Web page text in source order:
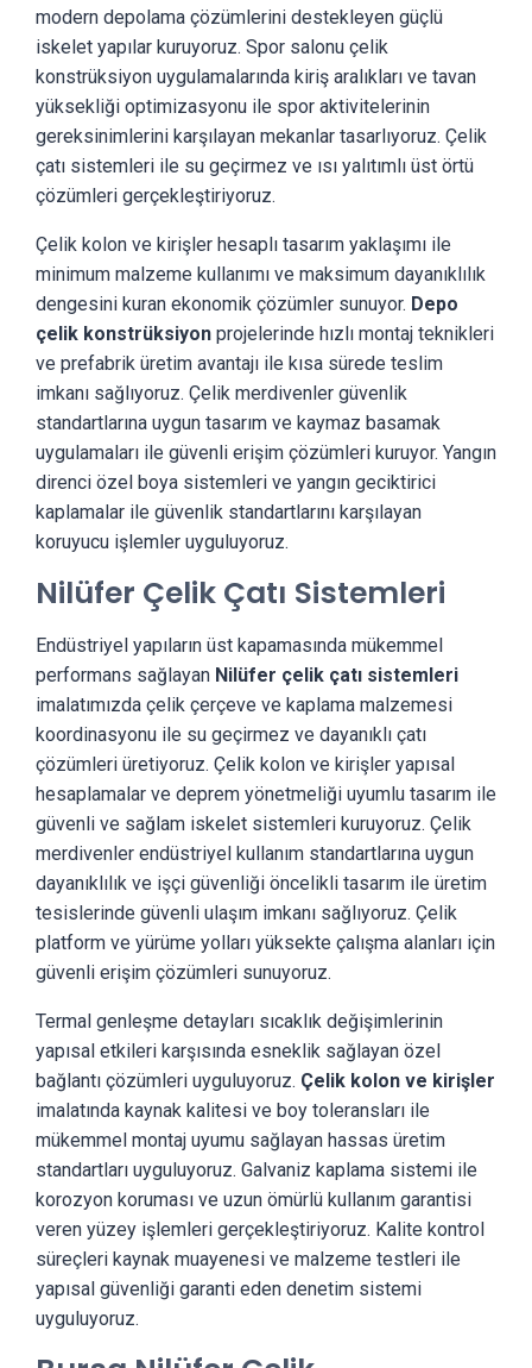
modern depolama çözümlerini destekleyen güçlü
iskelet yapılar kuruyoruz. Spor salonu çelik
konstrüksiyon uygulamalarında kiriş aralıkları ve tavan
yüksekliği optimizasyonu ile spor aktivitelerinin
gereksinimlerini karşılayan mekanlar tasarlıyoruz. Çelik
çatı sistemleri ile su geçirmez ve ısı yalıtımlı üst örtü
çözümleri gerçekleştiriyoruz.
Çelik kolon ve kirişler hesaplı tasarım yaklaşımı ile
minimum malzeme kullanımı ve maksimum dayanıklılık
dengesini kuran ekonomik çözümler sunuyor. Depo
çelik konstrüksiyon projelerinde hızlı montaj teknikleri
ve prefabrik üretim avantajı ile kısa sürede teslim
imkanı sağlıyoruz. Çelik merdivenler güvenlik
standartlarına uygun tasarım ve kaymaz basamak
uygulamaları ile güvenli erişim çözümleri kuruyor. Yangın
direnci özel boya sistemleri ve yangın geciktirici
kaplamalar ile güvenlik standartlarını karşılayan
koruyucu işlemler uyguluyoruz.
Nilüfer Çelik Çatı Sistemleri
Endüstriyel yapıların üst kapamasında mükemmel
performans sağlayan Nilüfer çelik çatı sistemleri
imalatımızda çelik çerçeve ve kaplama malzemesi
koordinasyonu ile su geçirmez ve dayanıklı çatı
çözümleri üretiyoruz. Çelik kolon ve kirişler yapısal
hesaplamalar ve deprem yönetmeliği uyumlu tasarım ile
güvenli ve sağlam iskelet sistemleri kuruyoruz. Çelik
merdivenler endüstriyel kullanım standartlarına uygun
dayanıklılık ve işçi güvenliği öncelikli tasarım ile üretim
tesislerinde güvenli ulaşım imkanı sağlıyoruz. Çelik
platform ve yürüme yolları yüksekte çalışma alanları için
güvenli erişim çözümleri sunuyoruz.
Termal genleşme detayları sıcaklık değişimlerinin
yapısal etkileri karşısında esneklik sağlayan özel
bağlantı çözümleri uyguluyoruz. Çelik kolon ve kirişler
imalatında kaynak kalitesi ve boy toleransları ile
mükemmel montaj uyumu sağlayan hassas üretim
standartları uyguluyoruz. Galvaniz kaplama sistemi ile
korozyon koruması ve uzun ömürlü kullanım garantisi
veren yüzey işlemleri gerçekleştiriyoruz. Kalite kontrol
süreçleri kaynak muayenesi ve malzeme testleri ile
yapısal güvenliği garanti eden denetim sistemi
uyguluyoruz.